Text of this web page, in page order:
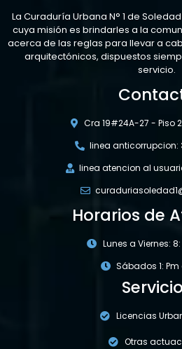
La Curaduría Urbana N° 1 de
cuya misión es brindarles a la
acerca de las reglas para llevar a
arquitectónicos, dispuestos
servicio.
Cra 19#24A-27 - Piso
linea anticorrupcion:
linea atencion al
Horarios de
Lunes a Viernes: 8:
Sábados 1: Pm
Licencias
Otras